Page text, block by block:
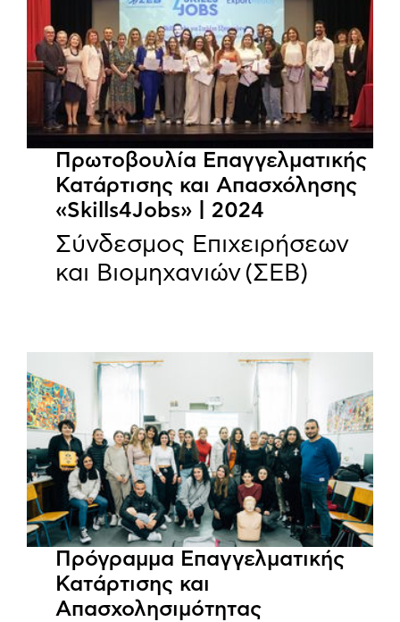
Πρωτοβουλία Επαγγελματικής
Κατάρτισης και Απασχόλησης
«Skills4Jobs» | 2024
Σύνδεσμος Επιχειρήσεων
και Βιομηχανιών (ΣΕΒ)
Πρόγραμμα Επαγγελματικής
Κατάρτισης και
Απασχολησιμότητας